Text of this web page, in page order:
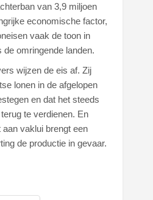
van 3,9 miljoen
economische factor,
vaak de toon in
omringende landen.
wijzen de eis af. Zij
lonen in de afgelopen
en dat het steeds
te verdienen. En
vaklui brengt een
de productie in gevaar.